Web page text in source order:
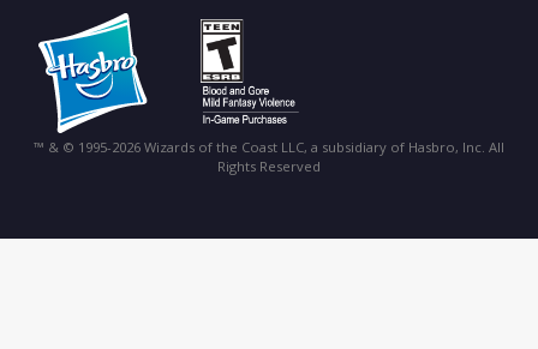
™ & © 1995-2026 Wizards of the Coast LLC, a subsidiary of Hasbro, Inc. All
Rights Reserved